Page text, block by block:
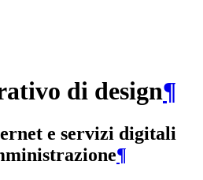
di design¶
e servizi digitali
¶